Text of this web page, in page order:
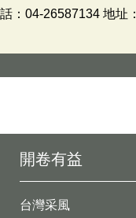
：04-26587134 地址
開卷有益
台灣采風